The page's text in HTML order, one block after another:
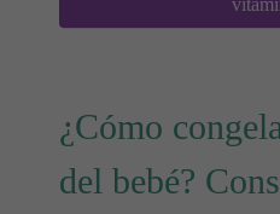
¿Cómo
del bebé?